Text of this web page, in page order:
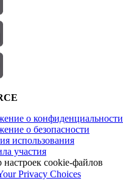
функции
о конфиденциальности
о безопасности
использования
участия
настроек cookie-файлов
Privacy Choices